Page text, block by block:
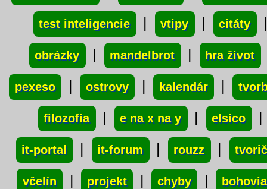
test inteligencie | vtipy | citáty
obrázky | mandelbrot | hra život
pexeso | ostrovy | kalendár |
filozofia | e na x na y | elsico |
it-portal | it-forum | rouzz |
včelín | projekt | chyby | bohovia